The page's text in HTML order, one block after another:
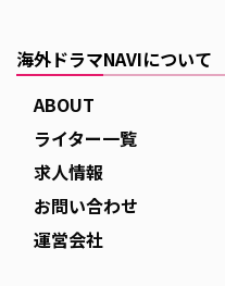
海外ドラマNAVIについて
ABOUT
ライター一覧
求人情報
お問い合わせ
運営会社